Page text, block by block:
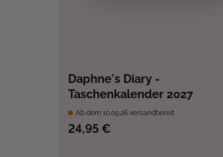
Daphne's Diary -
Taschenkalender 2027
Ab dem 10.09.26 versandbereit
24,95 €